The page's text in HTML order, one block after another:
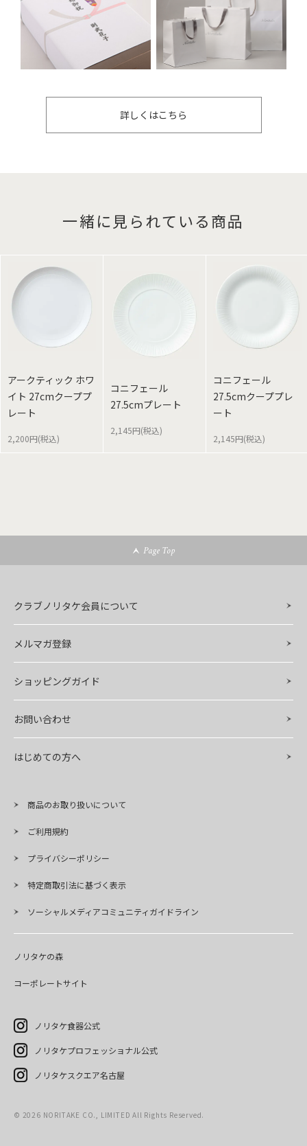
詳しくはこちら
一緒に見られている商品
アークティック ホワ
イト 27cmクーププ
レート
2,200円(税込)
コニフェール
27.5cmプレート
2,145円(税込)
コニフェール
27.5cmクーププレ
ート
2,145円(税込)
Page Top
クラブノリタケ会員について
メルマガ登録
ショッピングガイド
お問い合わせ
はじめての方へ
商品のお取り扱いについて
ご利用規約
プライバシーポリシー
特定商取引法に基づく表示
ソーシャルメディアコミュニティガイドライン
ノリタケの森
コーポレートサイト
ノリタケ食器公式
ノリタケプロフェッショナル公式
ノリタケスクエア名古屋
© 2026 NORITAKE CO., LIMITED All Rights Reserved.